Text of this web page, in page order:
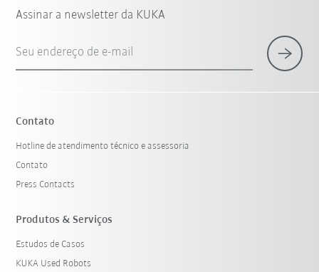
Assinar a newsletter da KUKA
Seu endereço de e-mail
Contato
Hotline de atendimento técnico e assessoria
Contato
Press Contacts
Produtos & Serviços
Estudos de Casos
KUKA Used Robots